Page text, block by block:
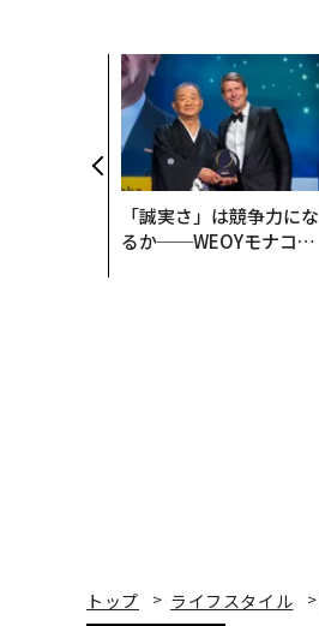
「誠実さ」は競争力にな
るか──WEOYモナコで
トップ ライフスタイル